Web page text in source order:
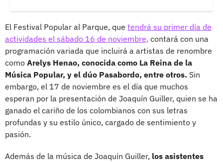
El Festival Popular al Parque, que tendrá su primer día de
actividades el sábado 16 de noviembre, contará con una
programación variada que incluirá a artistas de renombre
como Arelys Henao, conocida como La Reina de la
Música Popular, y el dúo Pasabordo, entre otros. Sin
embargo, el 17 de noviembre es el día que muchos
esperan por la presentación de Joaquín Guiller, quien se ha
ganado el cariño de los colombianos con sus letras
profundas y su estilo único, cargado de sentimiento y
pasión.
Además de la música de Joaquín Guiller, los asistentes